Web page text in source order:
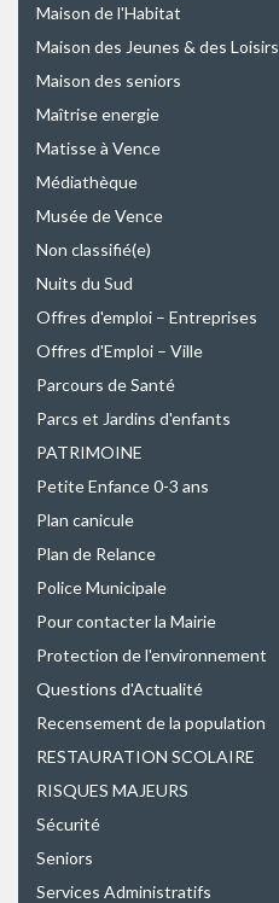
Maison de l'Habitat
Maison des Jeunes & des Loisirs
Maison des seniors
Maîtrise energie
Matisse à Vence
Médiathèque
Musée de Vence
Non classifié(e)
Nuits du Sud
Offres d'emploi – Entreprises
Offres d'Emploi – Ville
Parcours de Santé
Parcs et Jardins d'enfants
PATRIMOINE
Petite Enfance 0-3 ans
Plan canicule
Plan de Relance
Police Municipale
Pour contacter la Mairie
Protection de l'environnement
Questions d'Actualité
Recensement de la population
RESTAURATION SCOLAIRE
RISQUES MAJEURS
Sécurité
Seniors
Services Administratifs